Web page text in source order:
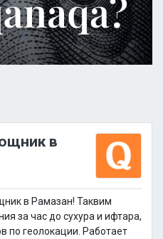
в
в Рамазан! Таквим
за час до сухура и ифтара,
по геолокации. Работает